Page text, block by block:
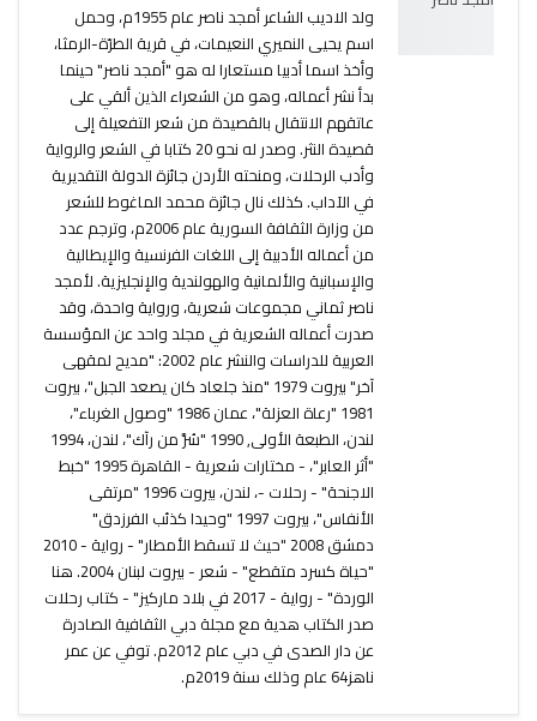
ولد الاديب الشاعر أمجد ناصر عام 1955م، وحمل
اسم يحيى النميري النعيمات، في قرية الطرّة-الرمثا،
وأخذ اسما أدبيا مستعارا له هو "أمجد ناصر" حينما
بدأ نشر أعماله، وهو من الشعراء الذين ألقي على
عاتقهم الانتقال بالقصيدة من شعر التفعيلة إلى
قصيدة النثر. وصدر له نحو 20 كتابا في الشعر والرواية
وأدب الرحلات، ومنحته الأردن جائزة الدولة التقديرية
في الآداب. كذلك نال جائزة محمد الماغوط للشعر
من وزارة الثقافة السورية عام 2006م، وترجم عدد
من أعماله الأدبية إلى اللغات الفرنسية والإيطالية
والإسبانية والألمانية والهولندية والإنجليزية. لأمجد
ناصر ثماني مجموعات شعرية، ورواية واحدة، وقد
صدرت أعماله الشعرية في مجلد واحد عن المؤسسة
العربية للدراسات والنشر عام 2002: "مديح لمقهى
آخر" بيروت 1979 "منذ جلعاد كان يصعد الجبل"، بيروت
1981 "رعاة العزلة"، عمان 1986 "وصول الغرباء"،
لندن، الطبعة الأولى, 1990 "سُرَّ من رآك"، لندن، 1994
"أثر العابر"، - مختارات شعرية - القاهرة 1995 "خبط
الاجنحة" - رحلات -، لندن، بيروت 1996 "مرتقى
الأنفاس"، بيروت 1997 "وحيدا كذئب الفرزدق"
دمشق 2008 "حيث لا تسقط الأمطار" - رواية - 2010
"حياة كسرد متقطع" - شعر - بيروت لبنان 2004. هنا
الوردة" - رواية - 2017 في بلاد ماركيز" - كتاب رحلات
صدر الكتاب هدية مع مجلة دبي الثقافية الصادرة
عن دار الصدى في دبي عام 2012م. توفي عن عمر
ناهز64 عام وذلك سنة 2019م.